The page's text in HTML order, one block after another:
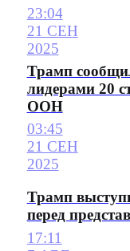
23:04
21 СЕН
2025
Трамп
лидерами 20
ООН
03:45
21 СЕН
2025
Трамп
перед
17:11